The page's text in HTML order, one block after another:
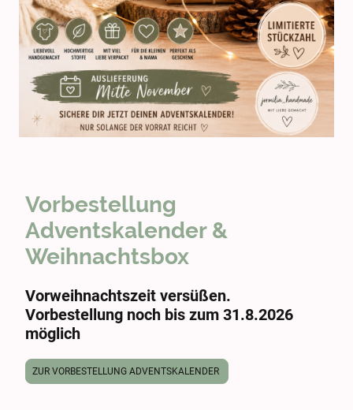
Vorbestellung
Adventskalender &
Weihnachtsbox
Vorweihnachtszeit versüßen.
Vorbestellung noch bis zum 31.8.2026
möglich
ZUR VORBESTELLUNG ADVENTSKALENDER